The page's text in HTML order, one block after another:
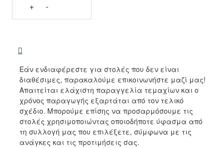
+ -
Εάν ενδιαφέρεστε για στολές που δεν είναι
διαθέσιμες, παρακαλούμε επικοινωνήστε μαζί μας!
Απαιτείται ελάχιστη παραγγελία τεμαχίων και ο
χρόνος παραγωγής εξαρτάται από τον τελικό
σχέδιο. Μπορούμε επίσης να προσαρμόσουμε τις
στολές χρησιμοποιώντας οποιοδήποτε ύφασμα από
τη συλλογή μας που επιλέξετε, σύμφωνα με τις
ανάγκες και τις προτιμήσεις σας.